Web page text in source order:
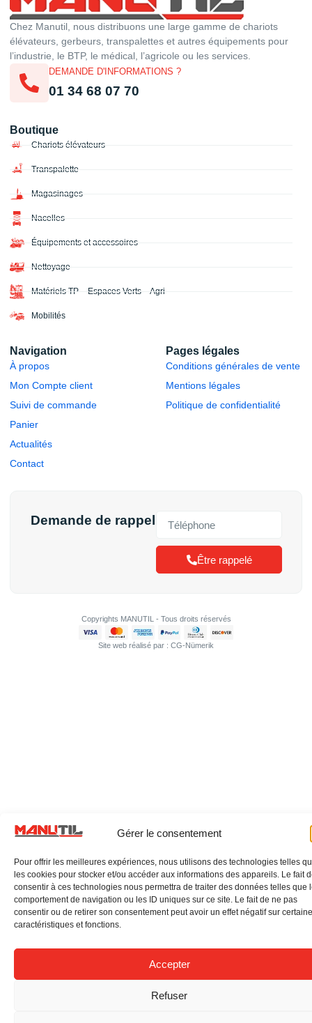
Gérer le consentement
Pour offrir les meilleures expériences, nous utilisons des technologies telles
les cookies pour stocker et/ou accéder aux informations des appareils. Le fait
consentir à ces technologies nous permettra de traiter des données telles que
comportement de navigation ou les ID uniques sur ce site. Le fait de ne pas
consentir ou de retirer son consentement peut avoir un effet négatif sur
caractéristiques et fonctions.
Accepter
Refuser
Chez Manutil, nous distribuons une large gamme de chariots
élévateurs, gerbeurs, transpalettes et autres équipements pour
l’industrie, le BTP, le médical, l’agricole ou les services.
DEMANDE D'INFORMATIONS ?
01 34 68 07 70
Boutique
Chariots élévateurs
Transpalette
Magasinages
Nacelles
Équipements et accessoires
Nettoyage
Matériels TP – Espaces Verts – Agri
Mobilités
Navigation
À propos
Mon Compte client
Suivi de commande
Panier
Actualités
Contact
Pages légales
Conditions générales de vente
Mentions légales
Politique de confidentialité
Demande de rappel
Être rappelé
Copyrights MANUTIL - Tous droits réservés
Site web réalisé par : CG-Nümerik